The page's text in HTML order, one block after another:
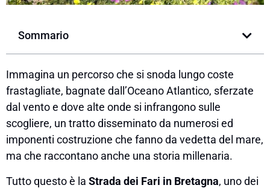
Sommario
Immagina un percorso che si snoda lungo coste
frastagliate, bagnate dall’Oceano Atlantico, sferzate
dal vento e dove alte onde si infrangono sulle
scogliere, un tratto disseminato da numerosi ed
imponenti costruzione che fanno da vedetta del mare,
ma che raccontano anche una storia millenaria.
Tutto questo è la Strada dei Fari in Bretagna, uno dei